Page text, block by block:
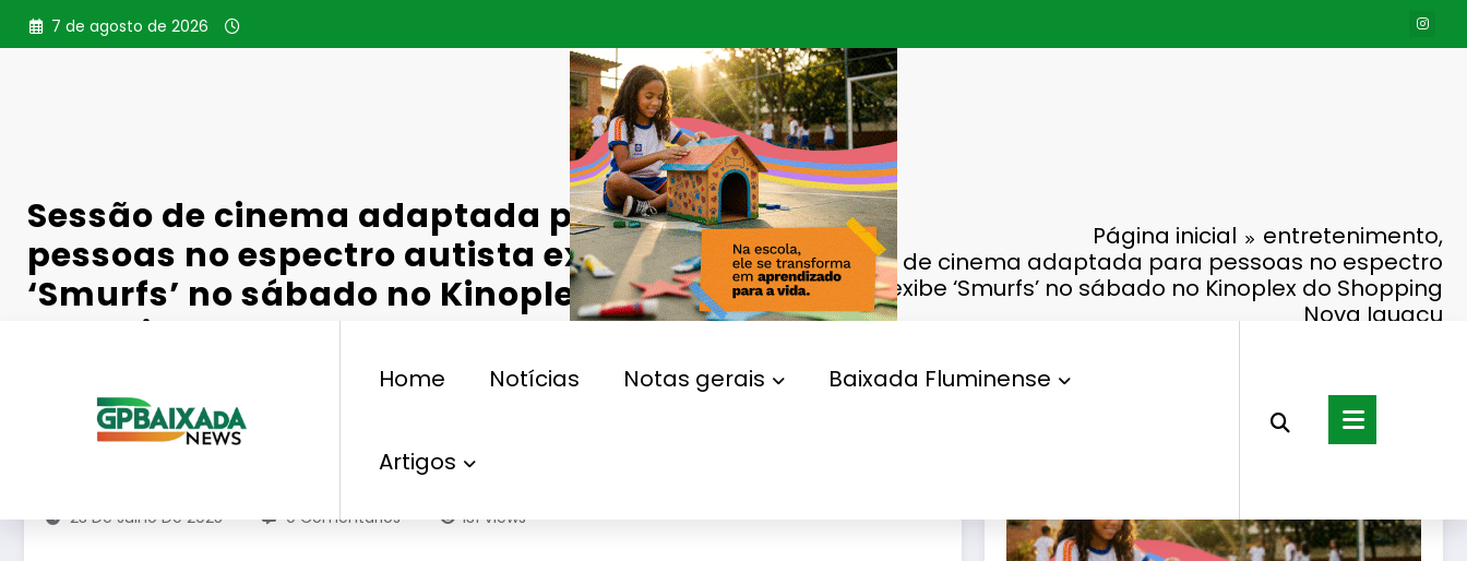
Pular
para
7 de agosto de 2026
Home Notícias Notas gerais Baixada Fluminense
Artigos
Sessão de cinema adaptada para
pessoas no espectro autista exibe
‘Smurfs’ no sábado no Kinoplex do
Shopping Nova Iguaçu
Página inicial
entretenimento,
Sessão de cinema adaptada para pessoas no espectro
autista exibe ‘Smurfs’ no sábado no Kinoplex do Shopping
Nova Iguaçu
Cinema,Espectro Autista
23 De Julho De 2025 0 Comentários 131 Views